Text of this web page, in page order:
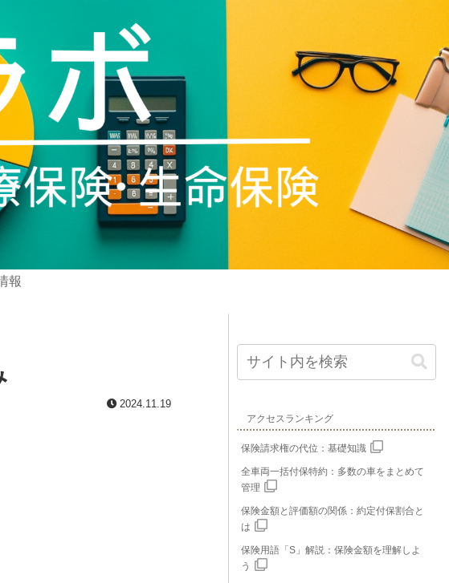
報
2024.11.19
アクセスランキング
保険請求権の代位：基礎知識
全車両一括付保特約：多数の車をまとめて
管理
保険金額と評価額の関係：約定付保割合と
は
保険用語「S」解説：保険金額を理解しよ
う